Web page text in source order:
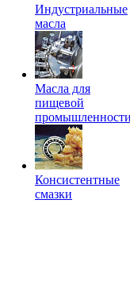
Индустриальные
масла
Масла для
пищевой
Консистентные
смазки